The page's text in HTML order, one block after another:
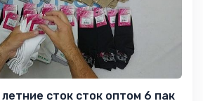
сток сток оптом 6 пак